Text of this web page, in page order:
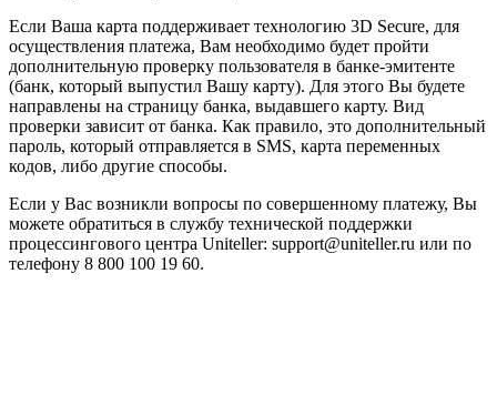
Если Ваша карта поддерживает технологию 3D Secure, для
осуществления платежа, Вам необходимо будет пройти
дополнительную проверку пользователя в банке-эмитенте
(банк, который выпустил Вашу карту). Для этого Вы будете
направлены на страницу банка, выдавшего карту. Вид
проверки зависит от банка. Как правило, это дополнительный
пароль, который отправляется в SMS, карта переменных
кодов, либо другие способы.
Если у Вас возникли вопросы по совершенному платежу, Вы
можете обратиться в службу технической поддержки
процессингового центра Uniteller: support@uniteller.ru или по
телефону 8 800 100 19 60.